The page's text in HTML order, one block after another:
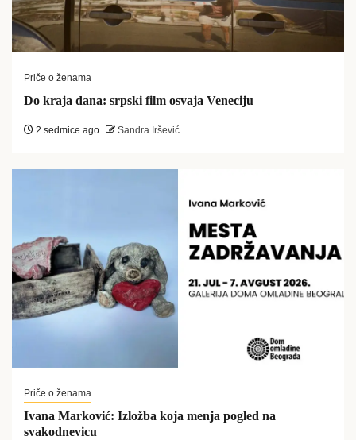
Priče o ženama
Do kraja dana: srpski film osvaja Veneciju
2 sedmice ago Sandra Iršević
Priče o ženama
Ivana Marković: Izložba koja menja pogled na
svakodnevicu